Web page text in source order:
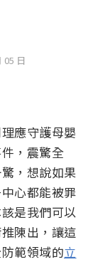
05 日
應守護母嬰
，震驚全
，想說如果
心都能被罪
是我們可以
陳出，讓這
範領域的立